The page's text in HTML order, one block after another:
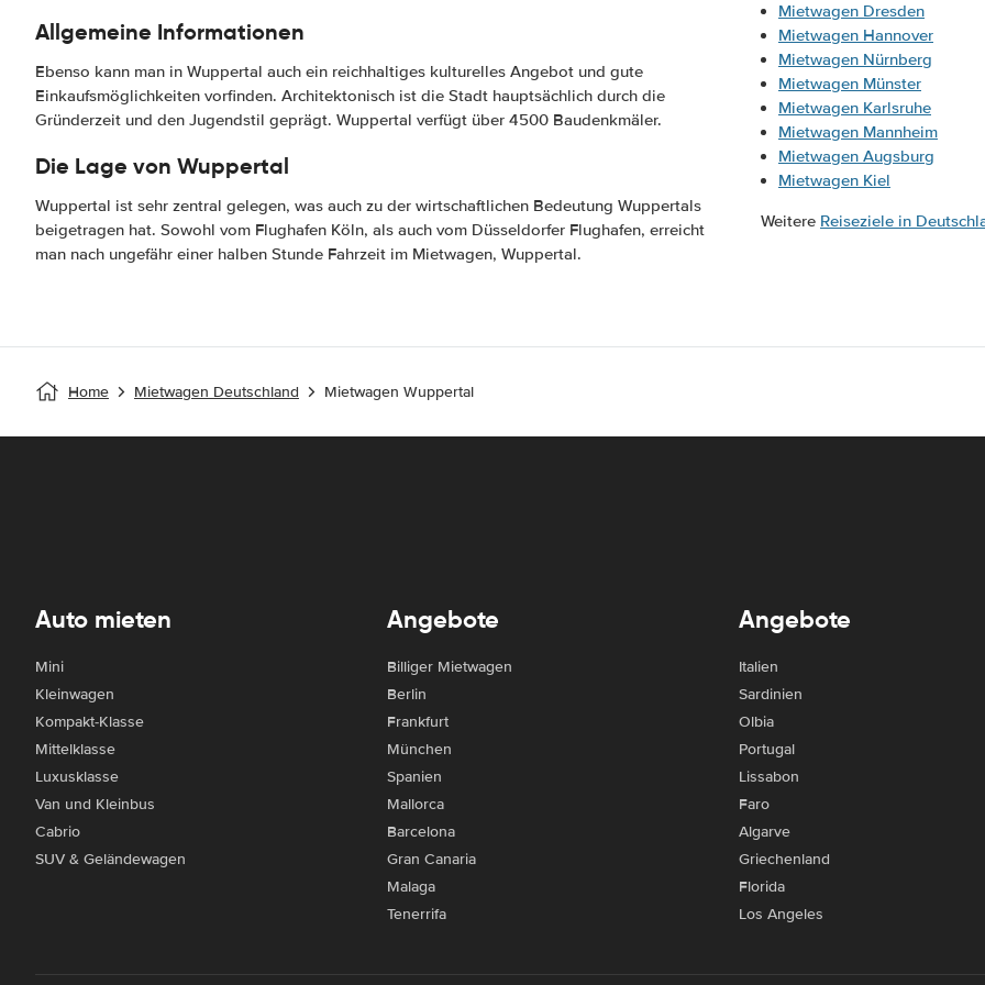
Allgemeine Informationen
Ebenso kann man in Wuppertal auch ein reichhaltiges kulturelles Angebot und gute
Einkaufsmöglichkeiten vorfinden. Architektonisch ist die Stadt hauptsächlich durch die
Gründerzeit und den Jugendstil geprägt. Wuppertal verfügt über 4500 Baudenkmäler.
Die Lage von Wuppertal
Wuppertal ist sehr zentral gelegen, was auch zu der wirtschaftlichen Bedeutung Wuppertals
beigetragen hat. Sowohl vom Flughafen Köln, als auch vom Düsseldorfer Flughafen, erreicht
man nach ungefähr einer halben Stunde Fahrzeit im Mietwagen, Wuppertal.
Mietwagen Dresden
Mietwagen Hannover
Mietwagen Nürnberg
Mietwagen Münster
Mietwagen Karlsruhe
Mietwagen Mannheim
Mietwagen Augsburg
Mietwagen Kiel
Weitere Reiseziele in
Home Mietwagen Deutschland Mietwagen Wuppertal
Auto mieten
Mini
Kleinwagen
Kompakt-Klasse
Mittelklasse
Luxusklasse
Van und Kleinbus
Cabrio
SUV & Geländewagen
Angebote
Billiger Mietwagen
Berlin
Frankfurt
München
Spanien
Mallorca
Barcelona
Gran Canaria
Malaga
Tenerrifa
Angebote
Italien
Sardinien
Olbia
Portugal
Lissabon
Faro
Algarve
Griechenland
Florida
Los Angeles